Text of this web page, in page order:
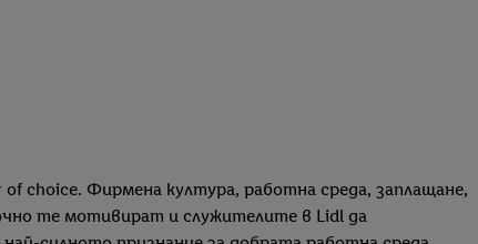
choice. Фирмена култура, работна среда, заплащане,
те мотивират и служителите в Lidl да